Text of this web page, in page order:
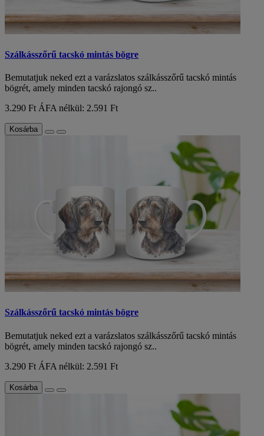
Szálkásszőrű tacskó mintás bögre
Bemutatjuk neked ezt a varázslatos szálkásszőrű tacskó mintás
bögrét, amely minden tacskó rajongó sz..
3.290 Ft ÁFA nélkül: 2.591 Ft
Kosárba
Szálkásszőrű tacskó mintás bögre
Bemutatjuk neked ezt a varázslatos szálkásszőrű tacskó mintás
bögrét, amely minden tacskó rajongó sz..
3.290 Ft ÁFA nélkül: 2.591 Ft
Kosárba